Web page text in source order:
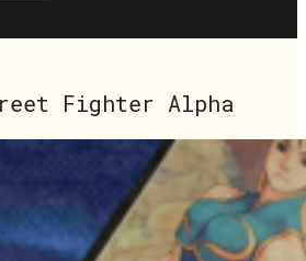
Fighter Alpha